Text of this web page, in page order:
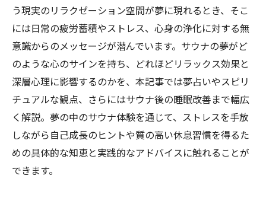
う現実のリラクゼーション空間が夢に現れるとき、そこ
には日常の疲労蓄積やストレス、心身の浄化に対する無
意識からのメッセージが潜んでいます。サウナの夢がど
のような心のサインを持ち、どれほどリラックス効果と
深層心理に影響するのかを、本記事では夢占いやスピリ
チュアルな観点、さらにはサウナ後の睡眠改善まで幅広
く解説。夢の中のサウナ体験を通じて、ストレスを手放
しながら自己成長のヒントや質の高い休息習慣を得るた
めの具体的な知恵と実践的なアドバイスに触れることが
できます。